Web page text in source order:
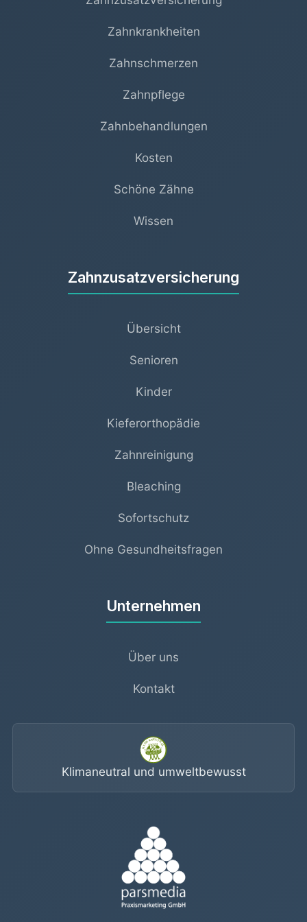
Zahnkrankheiten
Zahnschmerzen
Zahnpflege
Zahnbehandlungen
Kosten
Schöne Zähne
Wissen
Zahnzusatzversicherung
Übersicht
Senioren
Kinder
Kieferorthopädie
Zahnreinigung
Bleaching
Sofortschutz
Ohne Gesundheitsfragen
Unternehmen
Über uns
Kontakt
Klimaneutral und umweltbewusst